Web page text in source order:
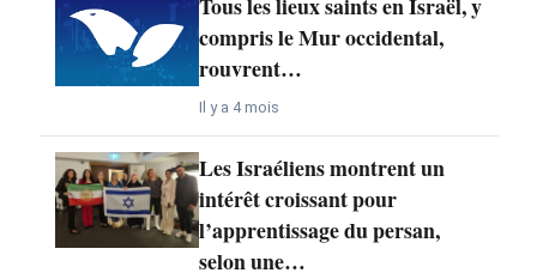
Tous les lieux saints en Israël, y
compris le Mur occidental,
rouvrent…
Il y a 4 mois
Les Israéliens montrent un
intérêt croissant pour
l’apprentissage du persan,
selon une…